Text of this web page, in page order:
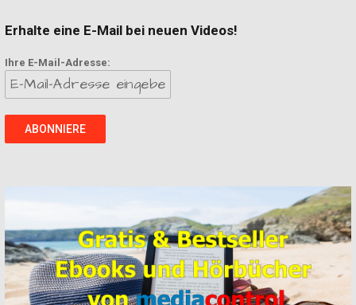
Erhalte eine E-Mail bei neuen Videos!
Ihre E-Mail-Adresse: